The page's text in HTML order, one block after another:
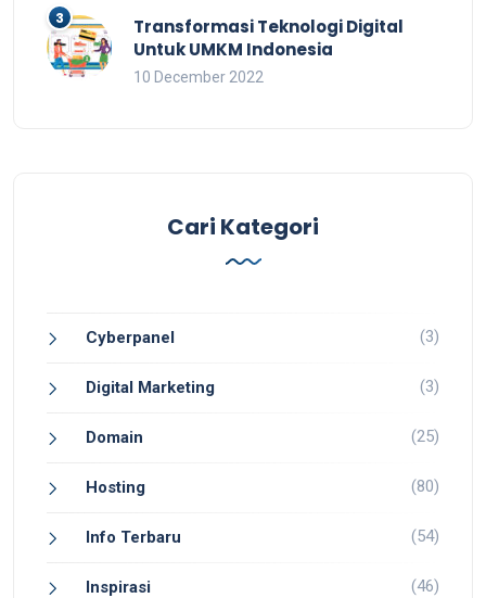
Transformasi Teknologi Digital
Untuk UMKM Indonesia
10 December 2022
Cari Kategori
Cyberpanel (3)
Digital Marketing (3)
Domain (25)
Hosting (80)
Info Terbaru (54)
Inspirasi (46)